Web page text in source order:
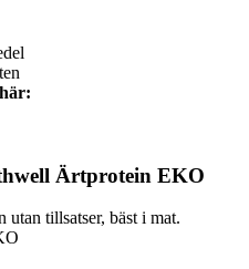
Ärtprotein EKO
utan tillsatser, bäst i mat.